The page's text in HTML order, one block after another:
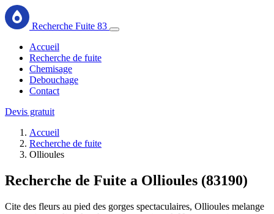
Recherche Fuite 83
Accueil
Recherche de fuite
Chemisage
Debouchage
Contact
Devis gratuit
Accueil
Recherche de fuite
Ollioules
Recherche de Fuite a Ollioules (83190)
Cite des fleurs au pied des gorges spectaculaires, Ollioules melange